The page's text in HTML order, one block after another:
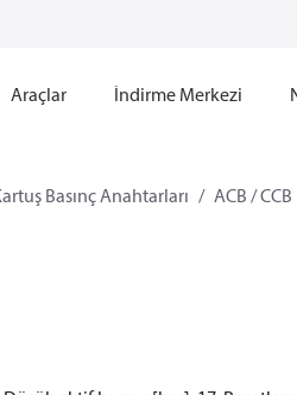
Araçlar İndirme Merkezi
Basınç Anahtarları ACB / CCB